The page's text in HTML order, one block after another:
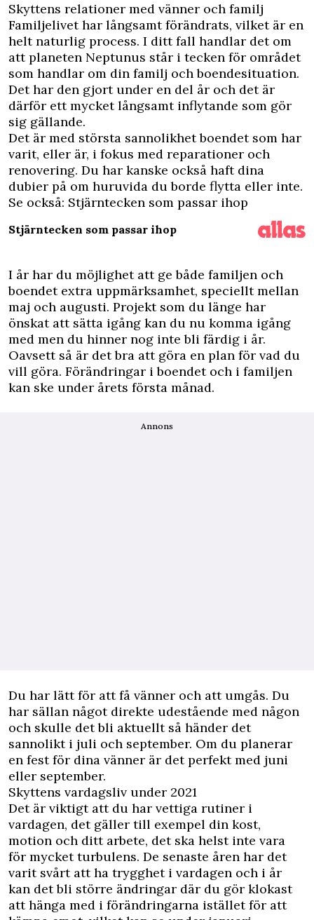
Skyttens relationer med vänner och familj
Familjelivet har långsamt förändrats, vilket är en
helt naturlig process. I ditt fall handlar det om
att planeten Neptunus står i tecken för området
som handlar om din familj och boendesituation.
Det har den gjort under en del år och det är
därför ett mycket långsamt inflytande som gör
sig gällande.
Det är med största sannolikhet boendet som har
varit, eller är, i fokus med reparationer och
renovering. Du har kanske också haft dina
dubier på om huruvida du borde flytta eller inte.
Se också: Stjärntecken som passar ihop
Stjärntecken som passar ihop
I år har du möjlighet att ge både familjen och
boendet extra uppmärksamhet, speciellt mellan
maj och augusti. Projekt som du länge har
önskat att sätta igång kan du nu komma igång
med men du hinner nog inte bli färdig i år.
Oavsett så är det bra att göra en plan för vad du
vill göra. Förändringar i boendet och i familjen
kan ske under årets första månad.
Annons
Du har lätt för att få vänner och att umgås. Du
har sällan något direkte udestående med någon
och skulle det bli aktuellt så händer det
sannolikt i juli och september. Om du planerar
en fest för dina vänner är det perfekt med juni
eller september.
Skyttens vardagsliv under 2021
Det är viktigt att du har vettiga rutiner i
vardagen, det gäller till exempel din kost,
motion och ditt arbete, det ska helst inte vara
för mycket turbulens. De senaste åren har det
varit svårt att ha trygghet i vardagen och i år
kan det bli större ändringar där du gör klokast
att hänga med i förändringarna istället för att